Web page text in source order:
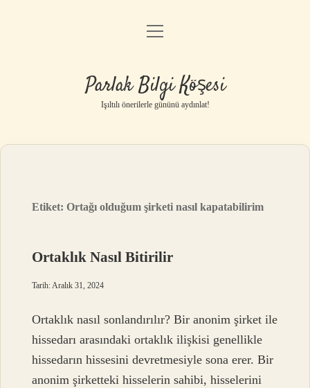
Anasayfa
Yasal Uyarı
menüyü
Parlak Bilgi Köşesi
Işıltılı önerilerle gününü aydınlat!
Etiket:Ortağı olduğum şirketi nasıl kapatabilirim
Ortaklık Nasıl Bitirilir
Tarih: Aralık 31, 2024
Ortaklık nasıl sonlandırılır? Bir anonim şirket ile
hissedarı arasındaki ortaklık ilişkisi genellikle
hissedarın hissesini devretmesiyle sona erer. Bir
anonim şirketteki hisselerin sahibi, hisselerini